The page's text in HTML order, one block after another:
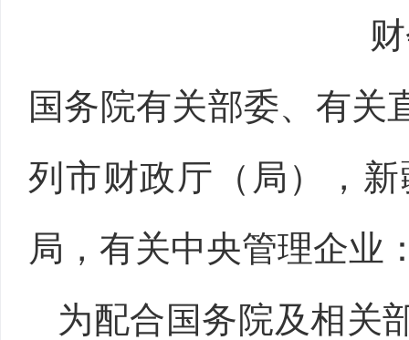
国务院有关部委、有关
列市财政厅（局），
局，有关中央管理企业
为配合国务院及相关